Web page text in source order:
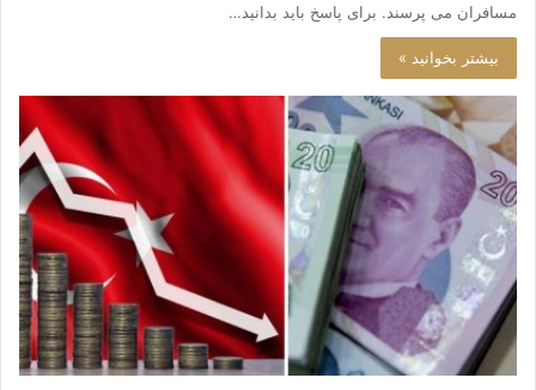
مسافران می پرسند. برای پاسخ باید بدانید…
بیشتر بخوانید »